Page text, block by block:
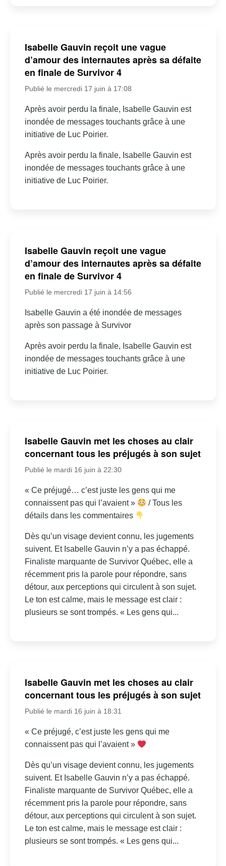
Isabelle Gauvin reçoit une vague
d’amour des internautes après sa défaite
en finale de Survivor 4
Publié le mercredi 17 juin à 17:08
Après avoir perdu la finale, Isabelle Gauvin est
inondée de messages touchants grâce à une
initiative de Luc Poirier.
Après avoir perdu la finale, Isabelle Gauvin est
inondée de messages touchants grâce à une
initiative de Luc Poirier.
Isabelle Gauvin reçoit une vague
d’amour des internautes après sa défaite
en finale de Survivor 4
Publié le mercredi 17 juin à 14:56
Isabelle Gauvin a été inondée de messages
après son passage à Survivor
Après avoir perdu la finale, Isabelle Gauvin est
inondée de messages touchants grâce à une
initiative de Luc Poirier.
Isabelle Gauvin met les choses au clair
concernant tous les préjugés à son sujet
Publié le mardi 16 juin à 22:30
« Ce préjugé… c’est juste les gens qui me
connaissent pas qui l’avaient »
/ Tous les
détails dans les commentaires
Dès qu’un visage devient connu, les jugements
suivent. Et Isabelle Gauvin n’y a pas échappé.
Finaliste marquante de Survivor Québec, elle a
récemment pris la parole pour répondre, sans
détour, aux perceptions qui circulent à son sujet.
Le ton est calme, mais le message est clair :
plusieurs se sont trompés. « Les gens qui...
Isabelle Gauvin met les choses au clair
concernant tous les préjugés à son sujet
Publié le mardi 16 juin à 18:31
« Ce préjugé, c’est juste les gens qui me
connaissent pas qui l’avaient »
Dès qu’un visage devient connu, les jugements
suivent. Et Isabelle Gauvin n’y a pas échappé.
Finaliste marquante de Survivor Québec, elle a
récemment pris la parole pour répondre, sans
détour, aux perceptions qui circulent à son sujet.
Le ton est calme, mais le message est clair :
plusieurs se sont trompés. « Les gens qui...